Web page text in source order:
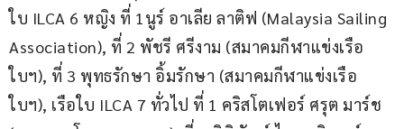
ใบ ILCA 6 หญิง ที่ 1นูร์ อาเลีย ลาติฟ (Malaysia Sailing
Association), ที่ 2 พัชรี ศรีงาม (สมาคมกีฬาแข่งเรือ
ใบฯ), ที่ 3 พุทธรักษา อิ้มรักษา (สมาคมกีฬาแข่งเรือ
ใบฯ), เรือใบ ILCA 7 ทั่วไป ที่ 1 คริสโตเฟอร์ ศรุต มาร์ช